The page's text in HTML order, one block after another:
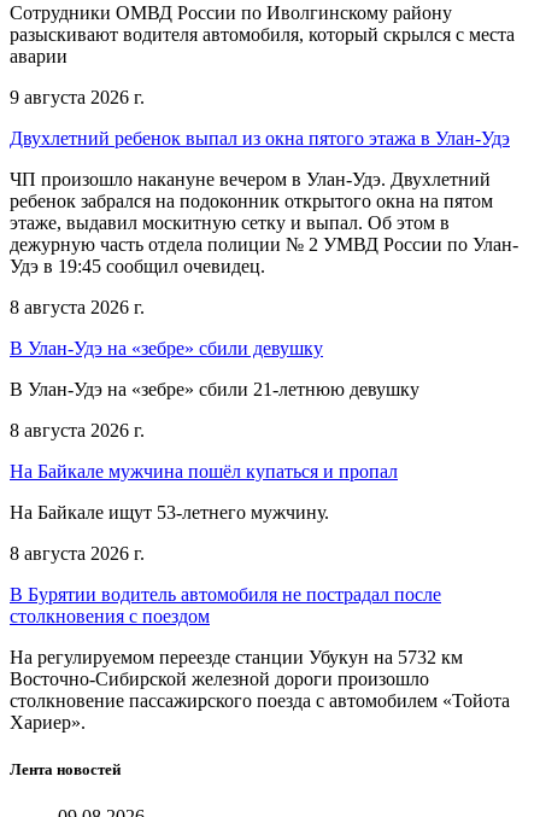
Сотрудники ОМВД России по Иволгинскому району
разыскивают водителя автомобиля, который скрылся с места
аварии
9 августа 2026 г.
Двухлетний ребенок выпал из окна пятого этажа в Улан-Удэ
ЧП произошло накануне вечером в Улан-Удэ. Двухлетний
ребенок забрался на подоконник открытого окна на пятом
этаже, выдавил москитную сетку и выпал. Об этом в
дежурную часть отдела полиции № 2 УМВД России по Улан-
Удэ в 19:45 сообщил очевидец.
8 августа 2026 г.
В Улан-Удэ на «зебре» сбили девушку
В Улан-Удэ на «зебре» сбили 21-летнюю девушку
8 августа 2026 г.
На Байкале мужчина пошёл купаться и пропал
На Байкале ищут 53-летнего мужчину.
8 августа 2026 г.
В Бурятии водитель автомобиля не пострадал после
столкновения с поездом
На регулируемом переезде станции Убукун на 5732 км
Восточно-Сибирской железной дороги произошло
столкновение пассажирского поезда с автомобилем «Тойота
Хариер».
Лента новостей